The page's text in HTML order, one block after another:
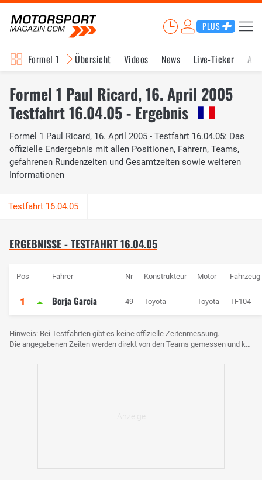
PLUS
Formel 1 Übersicht Videos News Live-Ticker
Formel 1 Paul Ricard, 16. April 2005
Testfahrt 16.04.05 - Ergebnis
Formel 1 Paul Ricard, 16. April 2005 - Testfahrt 16.04.05: Das
offizielle Endergebnis mit allen Positionen, Fahrern, Teams,
gefahrenen Rundenzeiten und Gesamtzeiten sowie weiteren
Informationen
ERGEBNISSE - TESTFAHRT 16.04.05
Pos Fahrer Nr Konstrukteur Motor Fahrzeug
1 Borja Garcia 49 Toyota Toyota TF104
Hinweis: Bei Testfahrten gibt es keine offizielle Zeitenmessung.
Die angegebenen Zeiten werden direkt von den Teams gemessen und können voneinander abweichen.